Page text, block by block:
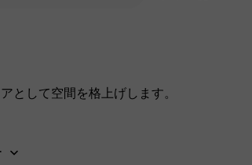
として空間を格上げします。